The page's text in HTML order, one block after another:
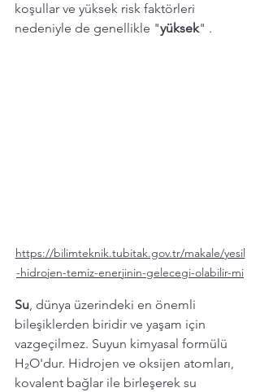
koşullar ve yüksek risk faktörleri
nedeniyle de genellikle "yüksek" .
https://bilimteknik.tubitak.gov.tr/makale/yesil
-hidrojen-temiz-enerjinin-gelecegi-olabilir-mi
Su, dünya üzerindeki en önemli
bileşiklerden biridir ve yaşam için
vazgeçilmez. Suyun kimyasal formülü
H₂O'dur. Hidrojen ve oksijen atomları,
kovalent bağlar ile birleşerek su